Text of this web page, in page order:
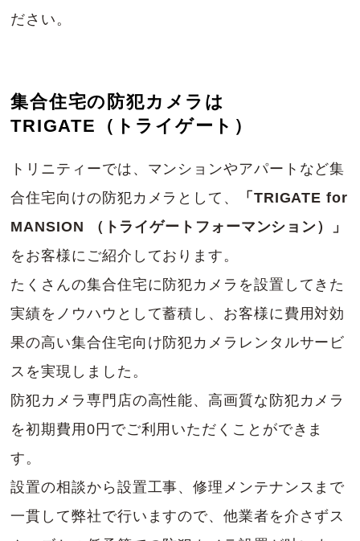
ださい。
集合住宅の防犯カメラは
TRIGATE（トライゲート）
トリニティーでは、マンションやアパートなど集
合住宅向けの防犯カメラとして、
「TRIGATE for
MANSION （トライゲートフォーマンション）」
をお客様にご紹介しております。
たくさんの集合住宅に防犯カメラを設置してきた
実績をノウハウとして蓄積し、お客様に費用対効
果の高い集合住宅向け防犯カメラレンタルサービ
スを実現しました。
防犯カメラ専門店の高性能、高画質な防犯カメラ
を初期費用0円でご利用いただくことができま
す。
設置の相談から設置工事、修理メンテナンスまで
一貫して弊社で行いますので、他業者を介さずス